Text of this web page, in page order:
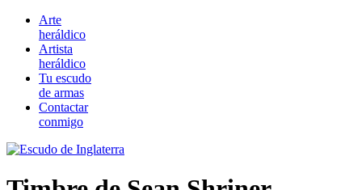
Arte
heráldico
Artista
heráldico
Tu escudo
de armas
Contactar
conmigo